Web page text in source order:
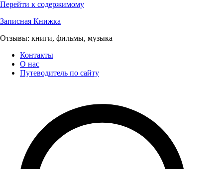
Перейти к содержимому
Записная Книжка
Отзывы: книги, фильмы, музыка
Контакты
О нас
Путеводитель по сайту